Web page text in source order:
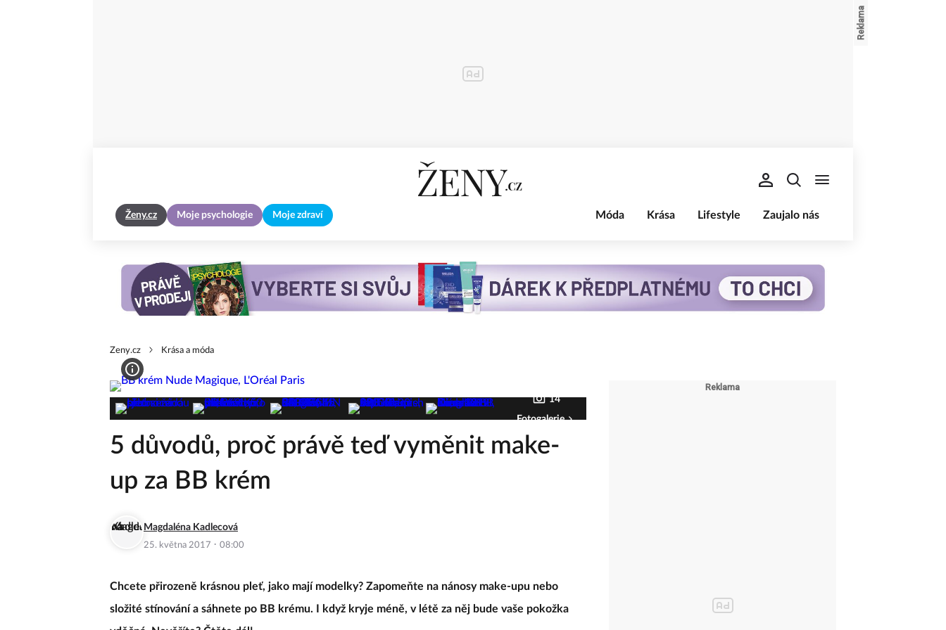
Ženy.cz Moje psychologie Moje zdraví Móda Krása Lifestyle Zaujalo nás
Zeny.cz Krása a móda
14
Fotogalerie
5 důvodů, proč právě teď vyměnit make-
up za BB krém
Magdaléna Kadlecová
25. května 2017 · 08:00
Chcete přirozeně krásnou pleť, jako mají modelky? Zapomeňte na nánosy make-upu nebo
složité stínování a sáhnete po BB krému. I když kryje méně, v létě za něj bude vaše pokožka